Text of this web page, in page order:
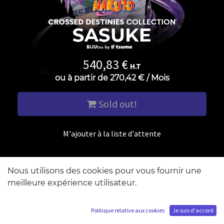
540,83 € H.T
ou à partir de 270,42€ / Mois
Sold out!
M'ajouter à la liste d'attente
Nous utilisons des cookies pour vous fournir une
meilleure expérience utilisateur.
Politique relative aux cookies Je suis d'accord